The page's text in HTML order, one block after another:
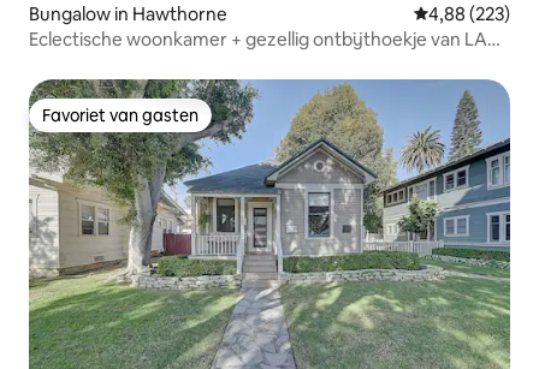
Bungalow in Hawthorne Gemiddelde
4,88 (223)
Eclectische woonkamer + gezellig ontbijthoekje van LAX,
Favoriet van gasten
Favoriet van gasten